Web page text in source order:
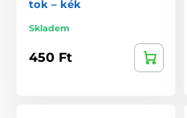
tok – kék
Skladem
450 Ft